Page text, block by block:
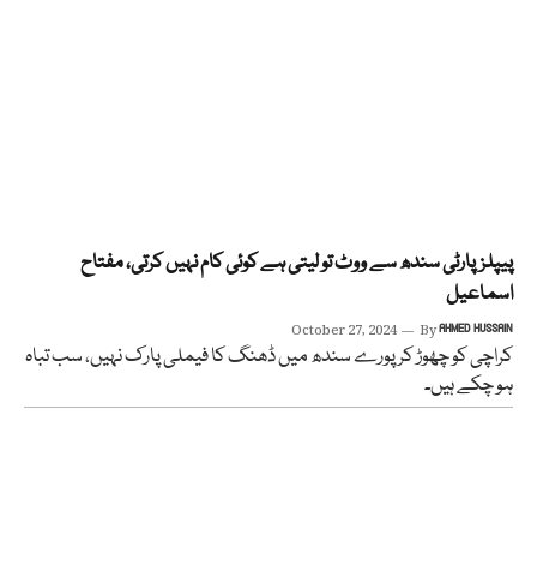
پیپلزپارٹی سندھ سے ووٹ تو لیتی ہے کوئی کام نہیں کرتی، مفتاح
اسماعیل
October 27, 2024 ByAHMED HUSSAIN
کراچی کو چھوڑ کر پورے سندھ میں ڈھنگ کا فیملی پارک نہیں، سب تباہ
ہو چکے ہیں۔